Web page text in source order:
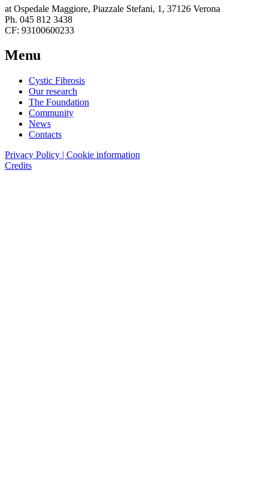
at Ospedale Maggiore, Piazzale Stefani, 1, 37126 Verona
Ph. 045 812 3438
CF: 93100600233
Menu
Cystic Fibrosis
Our research
The Foundation
Community
News
Contacts
Privacy Policy | Cookie information
Credits